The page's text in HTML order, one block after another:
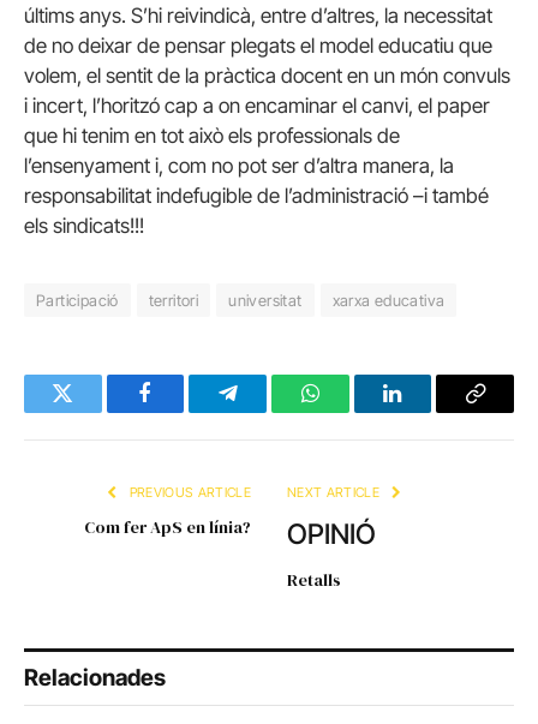
últims anys. S’hi reivindicà, entre d’altres, la necessitat
de no deixar de pensar plegats el model educatiu que
volem, el sentit de la pràctica docent en un món convuls
i incert, l’horitzó cap a on encaminar el canvi, el paper
que hi tenim en tot això els professionals de
l’ensenyament i, com no pot ser d’altra manera, la
responsabilitat indefugible de l’administració –i també
els sindicats!!!
Participació territori universitat xarxa educativa
Twitter FacebookTelegramWhatsAppLinkedInCopy
PREVIOUS ARTICLE
Com fer ApS en línia?
NEXT ARTICLE
OPINIÓ
Retalls
Relacionades